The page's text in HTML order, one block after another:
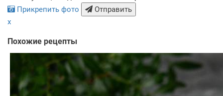
Прикрепить фото
Отправить
x
Похожие рецепты